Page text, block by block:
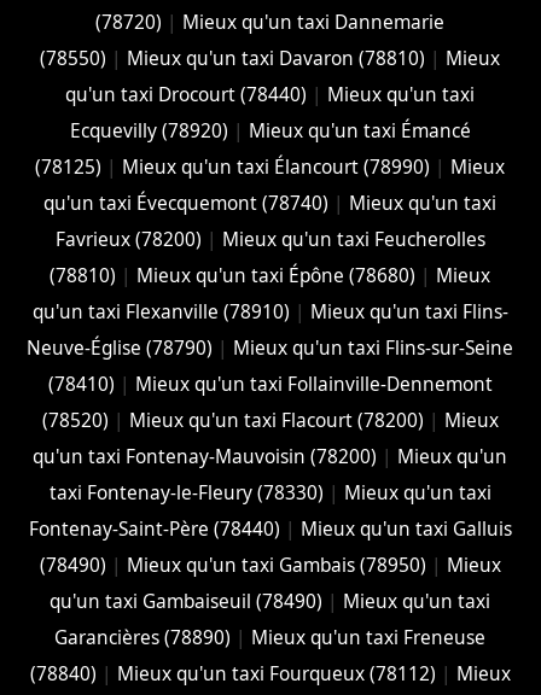
(78720) | Mieux qu'un taxi Dannemarie
(78550) | Mieux qu'un taxi Davaron (78810) | Mieux
qu'un taxi Drocourt (78440) | Mieux qu'un taxi
Ecquevilly (78920) | Mieux qu'un taxi Émancé
(78125) | Mieux qu'un taxi Élancourt (78990) | Mieux
qu'un taxi Évecquemont (78740) | Mieux qu'un taxi
Favrieux (78200) | Mieux qu'un taxi Feucherolles
(78810) | Mieux qu'un taxi Épône (78680) | Mieux
qu'un taxi Flexanville (78910) | Mieux qu'un taxi Flins-
Neuve-Église (78790) | Mieux qu'un taxi Flins-sur-Seine
(78410) | Mieux qu'un taxi Follainville-Dennemont
(78520) | Mieux qu'un taxi Flacourt (78200) | Mieux
qu'un taxi Fontenay-Mauvoisin (78200) | Mieux qu'un
taxi Fontenay-le-Fleury (78330) | Mieux qu'un taxi
Fontenay-Saint-Père (78440) | Mieux qu'un taxi Galluis
(78490) | Mieux qu'un taxi Gambais (78950) | Mieux
qu'un taxi Gambaiseuil (78490) | Mieux qu'un taxi
Garancières (78890) | Mieux qu'un taxi Freneuse
(78840) | Mieux qu'un taxi Fourqueux (78112) | Mieux